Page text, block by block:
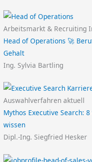
Arbeitsmarkt & Recruiting
Head of Operations 🚀
Gehalt
Ing. Sylvia Bartling
Auswahlverfahren aktuell
Mythos Executive Search:
wissen
Dipl.-Ing. Siegfried Hesker